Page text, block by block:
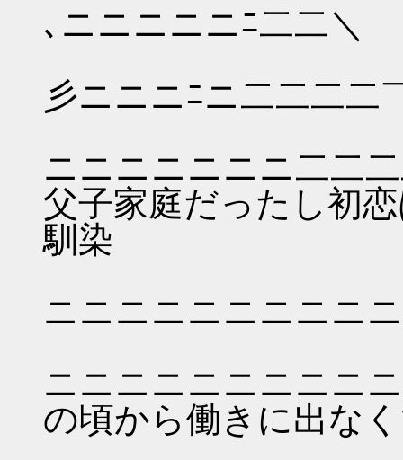
､ニニニニニﾆ二二＼
彡ニニニﾆニ二二二二
ニニニニニニ
父子家庭だったし初
馴染
ニニニニニニニニニ
ニニニニニニニニ
の頃から働きに出な